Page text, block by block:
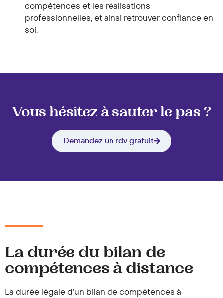
compétences et les réalisations
professionnelles, et ainsi retrouver confiance en
soi.
Vous hésitez à sauter le pas ?
Demandez un rdv gratuit
La durée du bilan de
compétences à distance
La durée légale d’un bilan de compétences à